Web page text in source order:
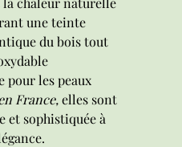
une teinte
du bois tout
pour les peaux
France,elles sont
et sophistiquée à